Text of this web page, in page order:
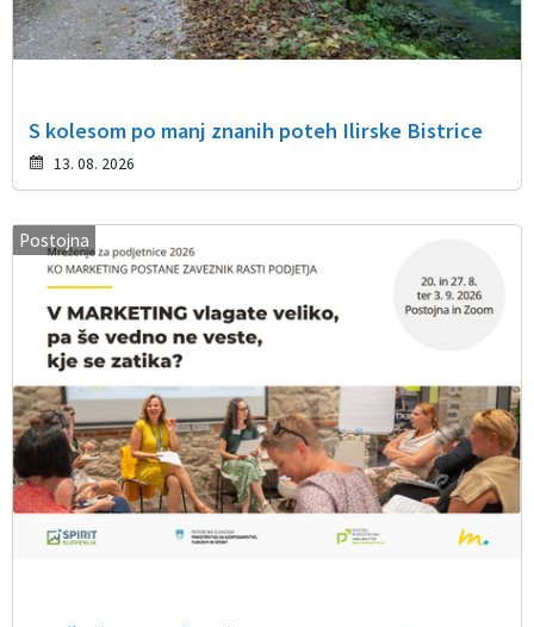
S kolesom po manj znanih poteh Ilirske Bistrice
13. 08. 2026
Postojna